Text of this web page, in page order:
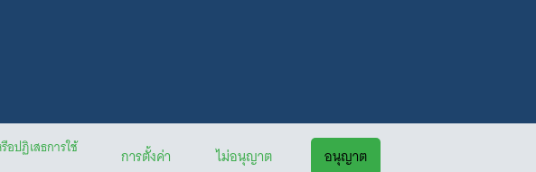
อปฏิเสธการใช้
การตั้งค่า ไม่อนุญาต อนุญาต